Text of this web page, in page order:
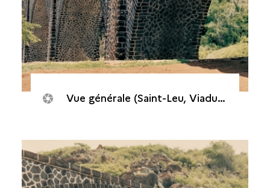
Vue générale (Saint-Leu, Viaduc de la ravine des Colimaçons, 1994)